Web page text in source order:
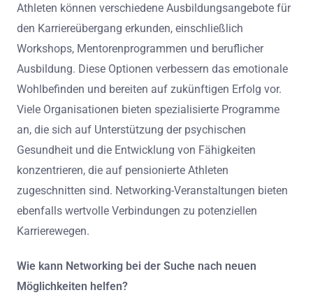
Athleten können verschiedene Ausbildungsangebote für
den Karriereübergang erkunden, einschließlich
Workshops, Mentorenprogrammen und beruflicher
Ausbildung. Diese Optionen verbessern das emotionale
Wohlbefinden und bereiten auf zukünftigen Erfolg vor.
Viele Organisationen bieten spezialisierte Programme
an, die sich auf Unterstützung der psychischen
Gesundheit und die Entwicklung von Fähigkeiten
konzentrieren, die auf pensionierte Athleten
zugeschnitten sind. Networking-Veranstaltungen bieten
ebenfalls wertvolle Verbindungen zu potenziellen
Karrierewegen.
Wie kann Networking bei der Suche nach neuen
Möglichkeiten helfen?